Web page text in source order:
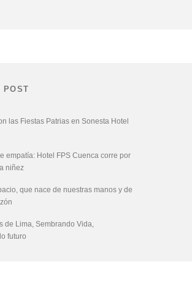
POST
las Fiestas Patrias en Sonesta Hotel
empatía: Hotel FPS Cuenca corre por
niñez
que nace de nuestras manos y de
de Lima, Sembrando Vida,
futuro